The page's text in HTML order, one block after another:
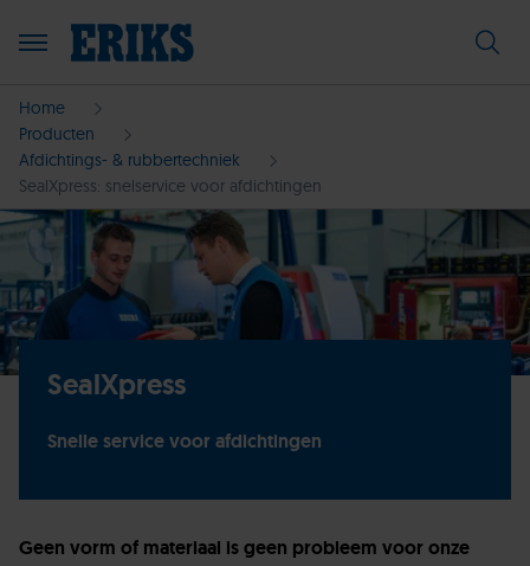
Home
Producten
Afdichtings- & rubbertechniek
SealXpress: snelservice voor afdichtingen
SealXpress
Snelle service voor afdichtingen
Geen vorm of materiaal is geen probleem voor onze